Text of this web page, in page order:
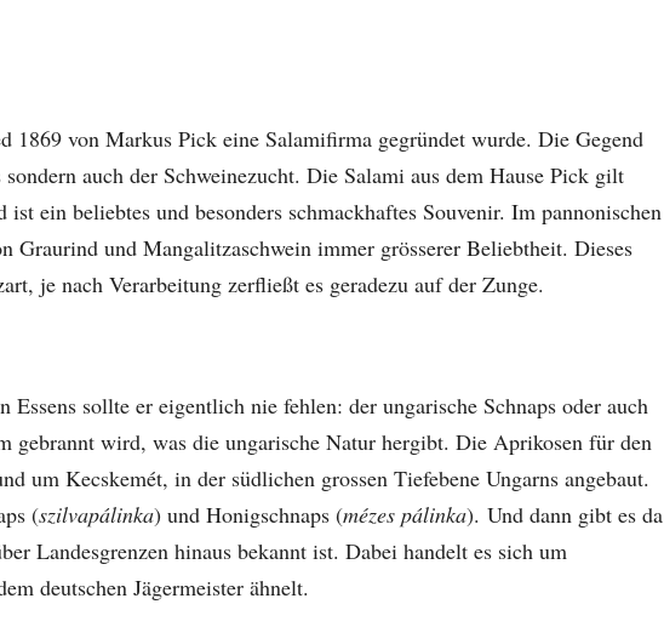
1869 von Markus Pick eine Salamifirma gegründet wurde. Die Gegend
auch der Schweinezucht. Die Salami aus dem Hause Pick gilt
ein beliebtes und besonders schmackhaftes Souvenir. Im pannonischen
Graurind und Mangalitzaschwein immer grösserer Beliebtheit. Dieses
je nach Verarbeitung zerfließt es geradezu auf der Zunge.
Essens sollte er eigentlich nie fehlen: der ungarische Schnaps oder auch
gebrannt wird, was die ungarische Natur hergibt. Die Aprikosen für den
um Kecskemét, in der südlichen grossen Tiefebene Ungarns angebaut.
(szilvapálinka) und Honigschnaps (mézes pálinka). Und dann gibt es da
Landesgrenzen hinaus bekannt ist. Dabei handelt es sich um
deutschen Jägermeister ähnelt.